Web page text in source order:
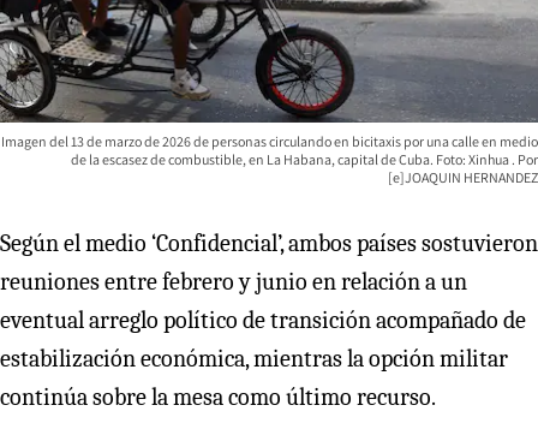
Imagen del 13 de marzo de 2026 de personas circulando en bicitaxis por una calle en medio
de la escasez de combustible, en La Habana, capital de Cuba. Foto: Xinhua
[e]JOAQUIN HERNANDEZ
Según el medio ‘Confidencial’, ambos países sostuvieron
reuniones entre febrero y junio en relación a un
eventual arreglo político de transición acompañado de
estabilización económica, mientras la opción militar
continúa sobre la mesa como último recurso.